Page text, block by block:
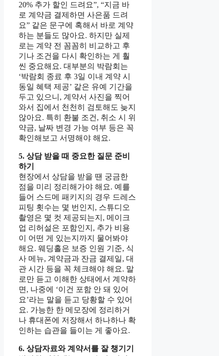
20% 추가 할인 드려요”, “지금 바
로 계약금 결제하면 사은품 드려
요” 같은 문구에 혹해서 바로 계약
하는 분들도 많아요. 하지만 실제
로는 계약 전 꼼꼼히 비교하고 후
기나 조건을 다시 확인하는 게 훨
씬 중요해요. 대부분의 박람회는
‘박람회 종료 후 3일 이내 계약 시
동일 혜택 제공’ 같은 유예 기간을
두고 있으니, 계약서 사진을 찍어
와서 집에서 천천히 검토해도 늦지
않아요. 특히 환불 조건, 취소 시 위
약금, 날짜 변경 가능 여부 등은 꼭
확인해보고 서명해야 해요.
5. 상담 받을 때 중요한 질문 준비
하기
현장에서 상담을 받을 땐 궁금한
점을 미리 정리해가야 해요. 예를
들어 스드메 패키지의 경우 드레스
피팅 횟수는 몇 번인지, 스튜디오
촬영은 몇 컷 제공되는지, 메이크
업 리허설은 포함인지, 추가 비용
이 어떤 게 있는지까지 물어봐야
해요. 웨딩홀은 보증 인원 기준, 식
사 메뉴, 계약금과 잔금 결제일, 대
관 시간 등을 꼭 체크해야 해요. 말
로만 듣고 이해한 상태에서 계약하
면, 나중에 ‘이건 포함 안 돼 있어
요’라는 말을 듣고 당황할 수 있어
요. 가능한 한 메모장에 정리하거
나 휴대폰에 저장해서 하나하나 확
인하는 습관을 들이는 게 좋아요.
6. 상담자료와 계약서를 잘 챙기기